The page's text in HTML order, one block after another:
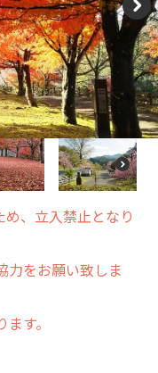
N
e
xt
N
e
xt
、立入禁止となり
力をお願い致しま
す。